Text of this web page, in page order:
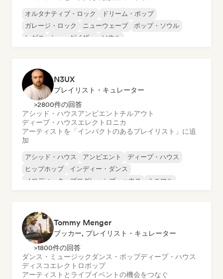
オルタナティブ・ロック
ドリーム・ポップ
ガレージ・ロック
ニューウェーブ
ポップ・ソウル
レゲエ
シューゲイザー ソウル
N3UX
プレイリスト・キュレーター
>2800件の回答
アシッド・ハウスアンビエント チルアウト
ディープ・ハウスエレクトロニカ
アーティストを「インパクトのあるプレイリスト」に追
加
アシッド・ハウス アンビエント
ディープ・ハウス
ヒップホップ
インディー・ダンス
メロディック・プログレッシブ・ハウス
ミニマル
Tommy Menger
ブッカー, プレイリスト・キュレーター
>1800件の回答
ダンス・ミュージック ダンス・ポップディープ・ハウス
ディスコエレクトロポップ
アーティストとライブイベントの機会をつなぐ